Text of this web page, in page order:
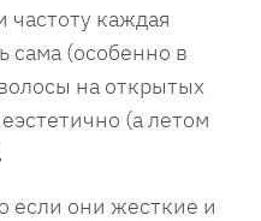
каждая
сама (особенно в
на открытых
(а летом
если они жесткие и